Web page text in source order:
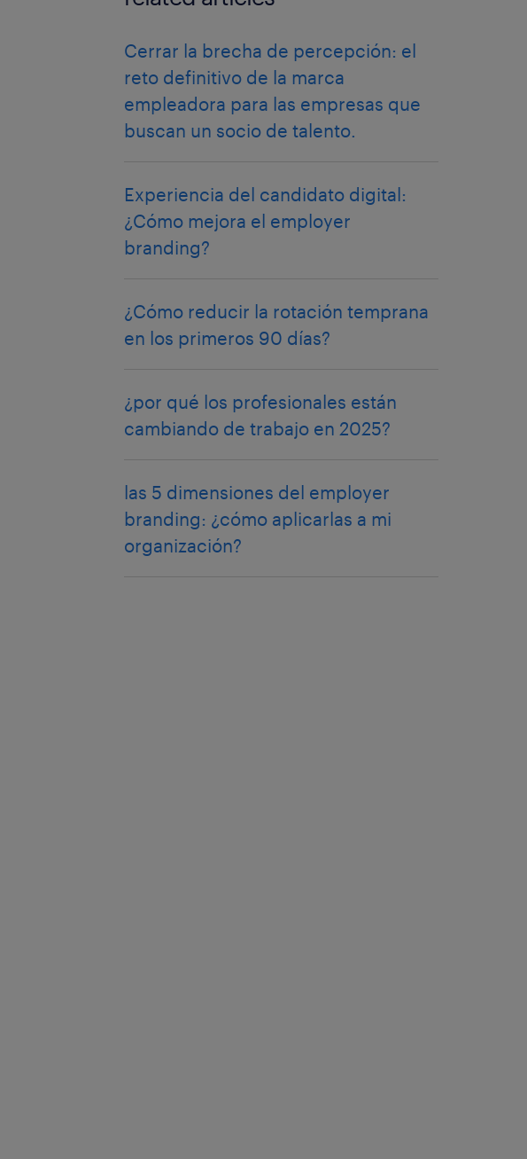
Cerrar la brecha de percepción: el
reto definitivo de la marca
empleadora para las empresas que
buscan un socio de talento.
Experiencia del candidato digital:
¿Cómo mejora el employer
branding?
¿Cómo reducir la rotación temprana
en los primeros 90 días?
¿por qué los profesionales están
cambiando de trabajo en 2025?
las 5 dimensiones del employer
branding: ¿cómo aplicarlas a mi
organización?